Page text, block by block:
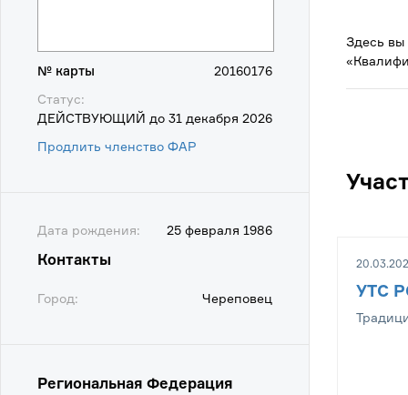
№ карты
20160176
Статус:
ДЕЙСТВУЮЩИЙ до 31 декабря 2026
Продлить членство ФАР
Дата рождения: 25 февраля 1986
Контакты
Город: Череповец
Региональная Федерация
Здесь вы
УТС